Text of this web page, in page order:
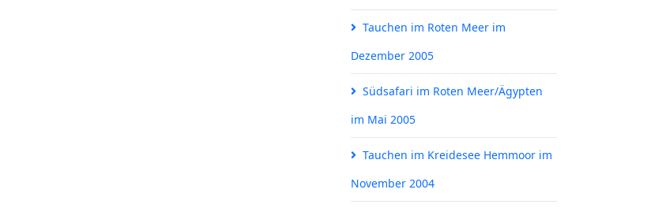
Tauchen im Roten Meer im
Dezember 2005
Südsafari im Roten Meer/Ägypten
im Mai 2005
Tauchen im Kreidesee Hemmoor im
November 2004